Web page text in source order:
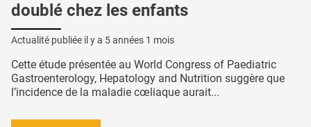
doublé chez les enfants
Actualité publiée il y a 5 années 1 mois
Cette étude présentée au World Congress of Paediatric
Gastroenterology, Hepatology and Nutrition suggère que
l’incidence de la maladie cœliaque aurait...